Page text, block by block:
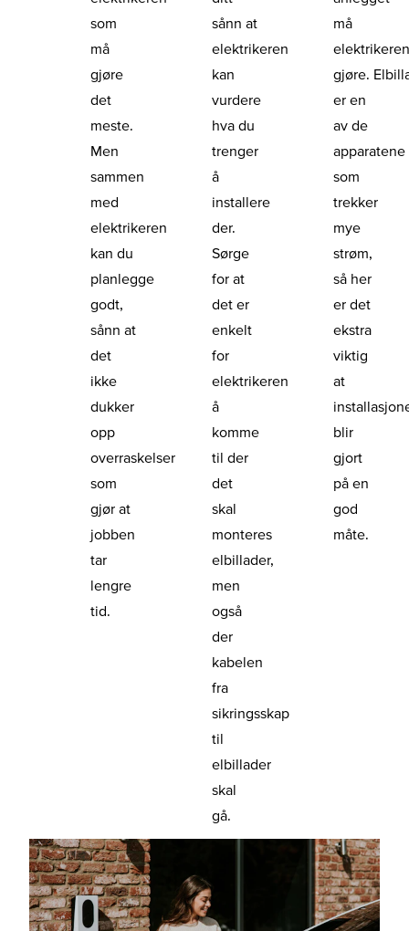
som
må
gjøre
det
meste.
Men
sammen
med
elektrikeren
kan du
planlegge
godt,
sånn at
det
ikke
dukker
opp
overraskelser
som
gjør at
jobben
tar
lengre
tid.
sånn at
elektrikeren
kan
vurdere
hva du
trenger
å
installere
der.
Sørge
for at
det er
enkelt
for
elektrikeren
å
komme
til der
det
skal
monteres
elbillader,
men
også
der
kabelen
fra
sikringsskap
til
elbillader
skal
gå.
må
gjøre.
er en
av de
apparatene
som
trekker
mye
strøm,
så her
er det
ekstra
viktig
at
blir
gjort
på en
god
måte.